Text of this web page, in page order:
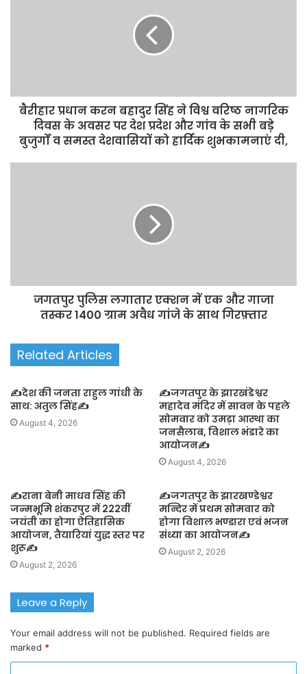
बैरीहार प्रधान करन बहादुर सिंह ने विश्व वरिष्ठ नागरिक
दिवस के अवसर पर देश प्रदेश और गांव के सभी बड़े
बुजुर्गों व समस्त देशवासियों को हार्दिक शुभकामनाएं दी,
जगतपुर पुलिस लगातार एक्शन में एक और गाजा
तस्कर 1400 ग्राम अवैध गांजे के साथ गिरफ़्तार
Related Articles
✍️देश की जनता राहुल गांधी के
साथ: अतुल सिंह✍️
August 4, 2026
✍️जगतपुर के झारखंडेश्वर
महादेव मंदिर में सावन के पहले
सोमवार को उमड़ा आस्था का
जनसैलाब, विशाल भंडारे का
आयोजन✍️
August 4, 2026
✍️राना बेनी माधव सिंह की
जन्मभूमि शंकरपुर में 222वीं
जयंती का होगा ऐतिहासिक
आयोजन, तैयारियां युद्ध स्तर पर
शुरू✍️
August 2, 2026
✍️जगतपुर के झारखण्डेश्वर
मन्दिर में प्रथम सोमवार को
होगा विशाल भण्डारा एवं भजन
संध्या का आयोजन✍️
August 2, 2026
Leave a Reply
Your email address will not be published. Required fields are
marked *